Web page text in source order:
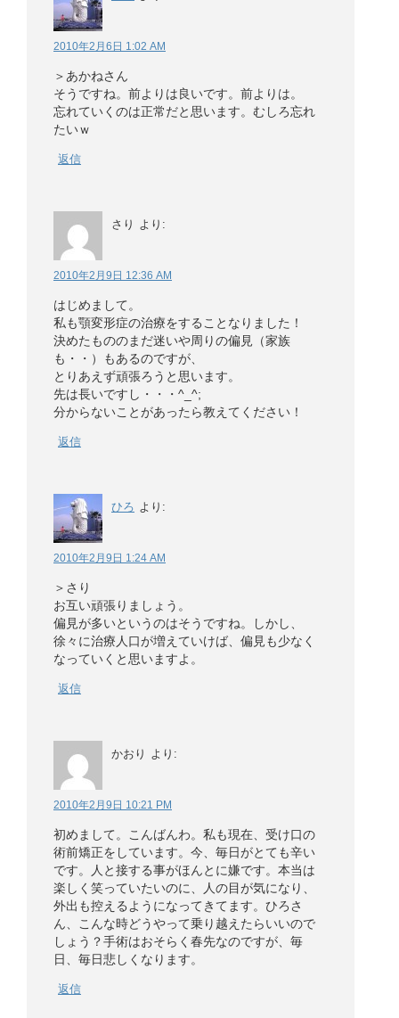
2010年2月6日 1:02 AM
＞あかねさん
そうですね。前よりは良いです。前よりは。
忘れていくのは正常だと思います。むしろ忘れ
たいｗ
返信
さり より:
2010年2月9日 12:36 AM
はじめまして。
私も顎変形症の治療をすることなりました！
決めたもののまだ迷いや周りの偏見（家族
も・・）もあるのですが、
とりあえず頑張ろうと思います。
先は長いですし・・・^_^;
分からないことがあったら教えてください！
返信
ひろ より:
2010年2月9日 1:24 AM
＞さり
お互い頑張りましょう。
偏見が多いというのはそうですね。しかし、
徐々に治療人口が増えていけば、偏見も少なく
なっていくと思いますよ。
返信
かおり より:
2010年2月9日 10:21 PM
初めまして。こんばんわ。私も現在、受け口の
術前矯正をしています。今、毎日がとても辛い
です。人と接する事がほんとに嫌です。本当は
楽しく笑っていたいのに、人の目が気になり、
外出も控えるようになってきてます。ひろさ
ん、こんな時どうやって乗り越えたらいいので
しょう？手術はおそらく春先なのですが、毎
日、毎日悲しくなります。
返信